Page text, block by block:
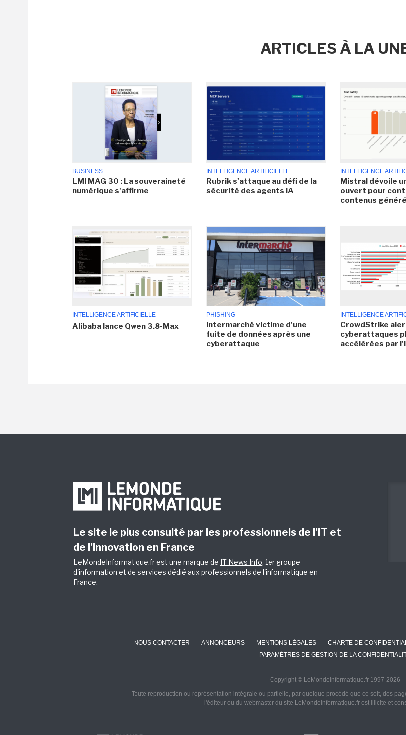
ARTICLES À LA
BUSINESS
LMI MAG 30 : La souveraineté
numérique s'affirme
INTELLIGENCE ARTIFICIELLE
Rubrik s'attaque au défi de la
sécurité des agents IA
INTELLIGENCE
Mistral dévoile
ouvert pour
contenus
INTELLIGENCE ARTIFICIELLE
Alibaba lance Qwen 3.8-Max
PHISHING
Intermarché victime d'une
fuite de données après une
cyberattaque
INTELLIGENCE
CrowdStrike
cyberattaques
accélérées par
Le site le plus consulté par les professionnels de l’IT et
de l’innovation en France
LeMondeInformatique.fr est une marque de IT News Info, 1er groupe
d'information et de services dédié aux professionnels de l'informatique en
France.
NOUS CONTACTER ANNONCEURS MENTIONS LÉGALES CHARTE DE
PARAMÈTRES DE GESTION DE LA
Copyright © LeMondeInformatique.fr 1997-2026
Toute reproduction ou représentation intégrale ou partielle, par quelque procédé que ce soit, des
l'éditeur ou du webmaster du site LeMondeInformatique.fr est illicite et